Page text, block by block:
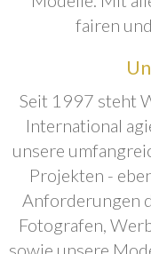
fairen
Seit 1997 steht
International
unsere
Projekten -
Anforderungen
Fotografen,
sowie unsere